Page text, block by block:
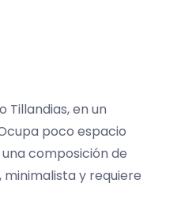
Tillandias, en un
poco espacio
composición de
y requiere